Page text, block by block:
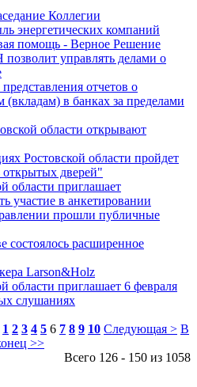
Коллегии
энергетических компаний
помощь - Верное Решение
управлять делами о
отчетов о
(вкладам) в банках за пределами
области открывают
Ростовской области пройдет
открытых дверей"
области приглашает
участие в анкетировании
прошли публичные
расширенное
Larson&Holz
приглашает 6 февраля
слушаниях
1 2 3 4 5 6 7 8 9 10 Следующая > В
>>
Всего 126 - 150 из 1058